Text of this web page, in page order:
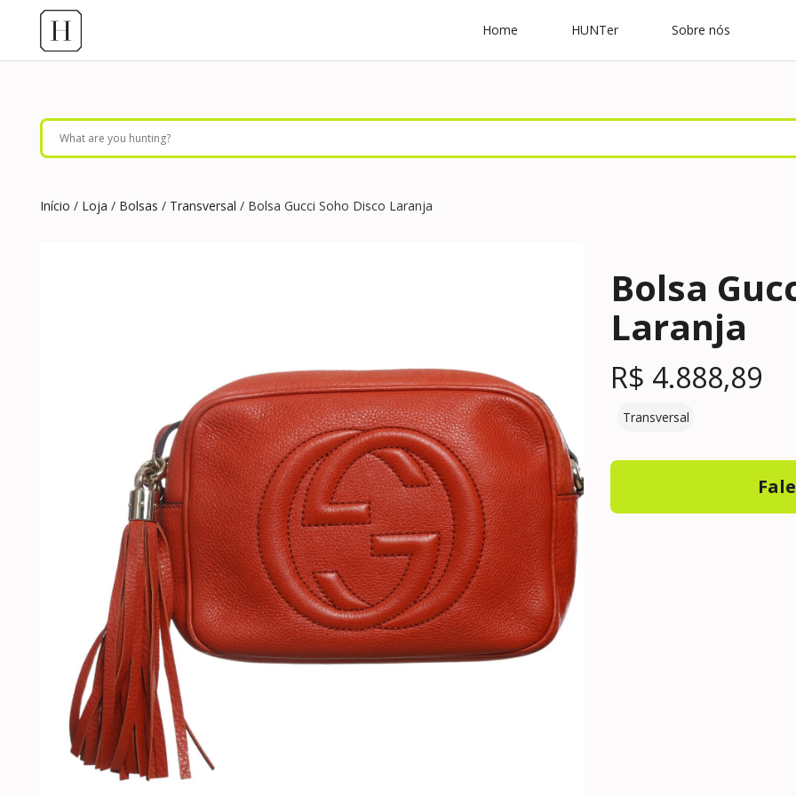
Home HUNTer Sobre nós
Início / Loja / Bolsas / Transversal / Bolsa Gucci Soho Disco Laranja
Bolsa
Laranja
R$ 4.888,89
Transversal